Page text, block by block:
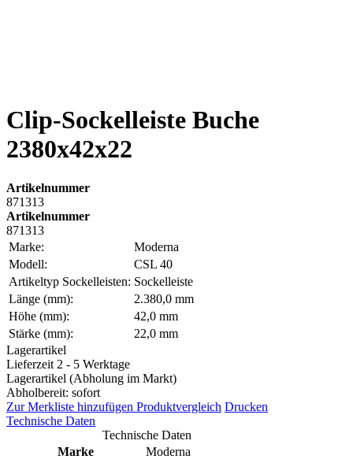
Clip-Sockelleiste Buche
2380x42x22
Artikelnummer
871313
Artikelnummer
871313
Marke:
Moderna
Modell:
CSL 40
Artikeltyp Sockelleisten: Sockelleiste
Länge (mm):
2.380,0 mm
Höhe (mm):
42,0 mm
Stärke (mm):
22,0 mm
Lagerartikel
Lieferzeit 2 - 5 Werktage
Lagerartikel (Abholung im Markt)
Abholbereit: sofort
Zur Merkliste hinzufügen Produktvergleich Drucken
Technische Daten
Technische Daten
Marke
Moderna